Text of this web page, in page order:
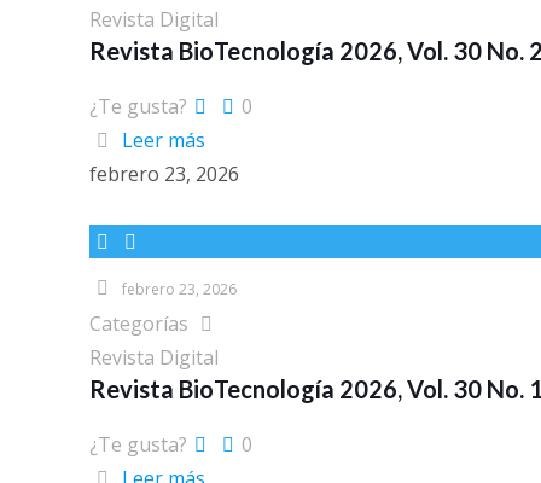
Revista Digital
Revista BioTecnología 2026, Vol. 30 No.
¿Te gusta?
0
Leer más
febrero 23, 2026
febrero 23, 2026
Categorías
Revista Digital
Revista BioTecnología 2026, Vol. 30 No.
¿Te gusta?
0